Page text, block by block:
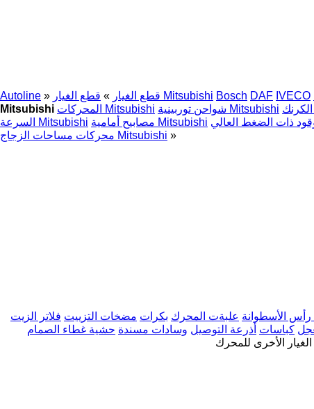
Autoline » قطع الغيار » قطع الغيار Mitsubishi Bosch DAF IVECO
Mitsubishi
المحركات Mitsubishi شواحن توربينية Mitsubishi
السرعة Mitsubishi
مصابيح أمامية Mitsubishi
محركات مساحات الزجاج Mitsubishi »
رأس الأسطوانة علبةت المحرك بكرات مضخات التزييت فلاتر الزيت
كباسات أذرعة التوصيل وسادات مسندة حشية غطاء الصمام
الأخرى للمحرك